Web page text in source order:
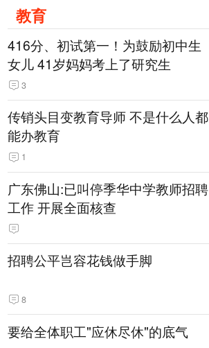
教育
416分、初试第一！为鼓励初中生
女儿 41岁妈妈考上了研究生
3
传销头目变教育导师 不是什么人都
能办教育
1
广东佛山:已叫停季华中学教师招聘
工作 开展全面核查
招聘公平岂容花钱做手脚
8
要给全体职工"应休尽休"的底气